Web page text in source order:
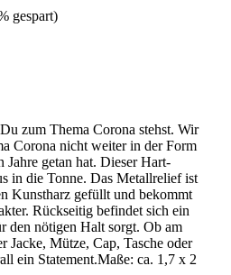
gespart)
zum Thema Corona stehst. Wir
Corona nicht weiter in der Form
Jahre getan hat. Dieser Hart-
in die Tonne. Das Metallrelief ist
Kunstharz gefüllt und bekommt
Rückseitig befindet sich ein
den nötigen Halt sorgt. Ob am
Jacke, Mütze, Cap, Tasche oder
ein Statement.Maße: ca. 1,7 x 2